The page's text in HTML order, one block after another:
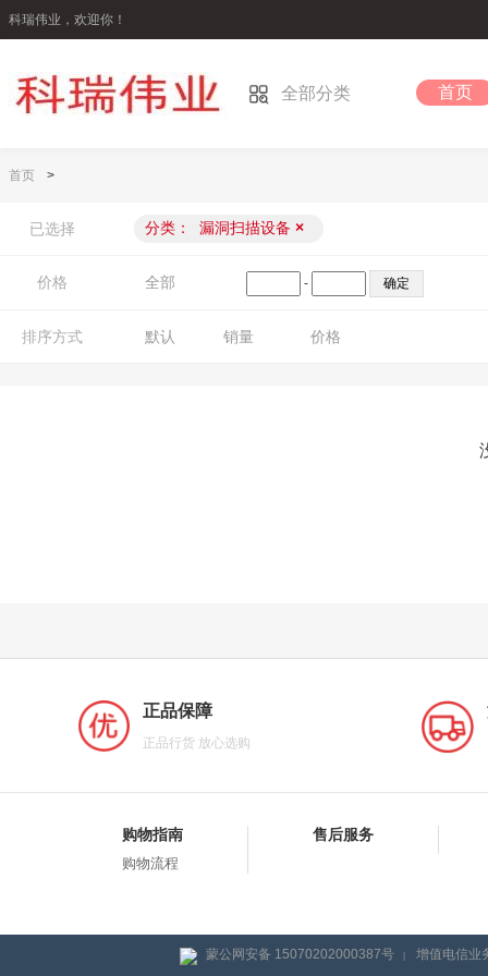
科瑞伟业，欢迎你！
全部分类 首页
首页 >
已选择 分类： 漏洞扫描设备 ×
价格 全部 -
排序方式 默认 销量 价格
正品保障
正品行货 放心选购
购物指南
购物流程
售后服务
蒙公网安备 15070202000387号 | 增值电信业